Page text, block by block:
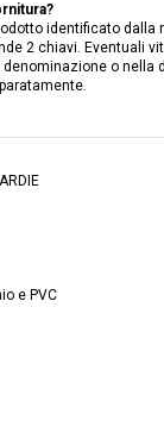
identificato dalla
2 chiavi. Eventuali
o nella
e PVC